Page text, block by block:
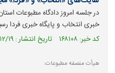
در جلسه امروز دادگاه مطبوعات
خبری انتخاب و پایگاه خبری فردا
کد خبر: ۱۶۸۱۰۸ تاریخ انتشار : ۱۳۹۷/۱۲/۱۹
هیأت منصفه مطبوعات: